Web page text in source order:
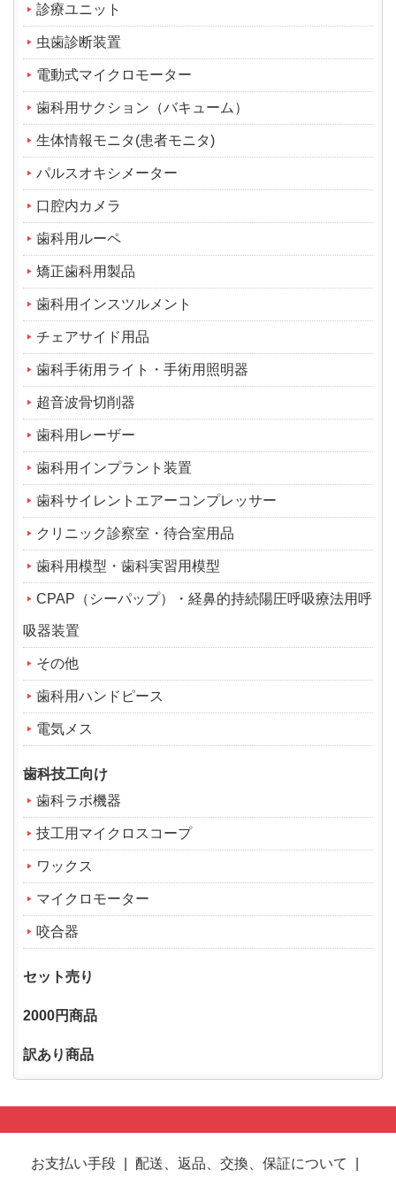
診療ユニット
虫歯診断装置
電動式マイクロモーター
歯科用サクション（バキューム）
生体情報モニタ(患者モニタ)
パルスオキシメーター
口腔内カメラ
歯科用ルーペ
矯正歯科用製品
歯科用インスツルメント
チェアサイド用品
歯科手術用ライト・手術用照明器
超音波骨切削器
歯科用レーザー
歯科用インプラント装置
歯科サイレントエアーコンプレッサー
クリニック診察室・待合室用品
歯科用模型・歯科実習用模型
CPAP（シーパップ）・経鼻的持続陽圧呼吸療法用呼
吸器装置
その他
歯科用ハンドピース
電気メス
歯科技工向け
歯科ラボ機器
技工用マイクロスコープ
ワックス
マイクロモーター
咬合器
セット売り
2000円商品
訳あり商品
お支払い手段 配送、返品、交換、保証について